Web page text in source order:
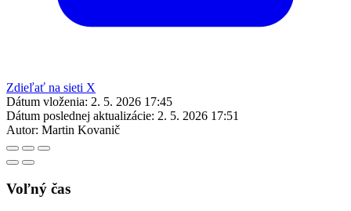
Zdieľať na sieti X
Dátum vloženia: 2. 5. 2026 17:45
Dátum poslednej aktualizácie: 2. 5. 2026 17:51
Autor: Martin Kovanič
Voľný čas